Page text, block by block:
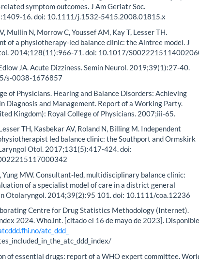
GJ, Fried TR, Allore HG, Salmon JC, Foody JM, et al.
symptom outcomes. J Am Geriatr Soc.
16. doi: 10.1111/j.1532-5415.2008.01815.x
of a physiotherapy-led balance clinic: the Aintree model. J
2014;128(11):966-71. doi: 10.1017/S0022215114002060
JA. Acute Dizziness. Semin Neurol. 2019;39(1):27-40.
s-0038-1676857
Diagnosis and Management. Report of a Working Party.
Kingdom): Royal College of Physicians. 2007;iii-65.
TH, Kasbekar AV, Roland N, Billing M. Independent
Otol. 2017;131(5):417-424. doi:
of a specialist model of care in a district general
Otolaryngol. 2014;39(2):95 101. doi: 10.1111/coa.12236
Centre for Drug Statistics Methodology (Internet).